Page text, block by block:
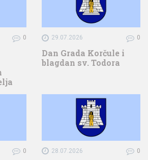
0 29.07.2026 0
Dan Grada Korčule i
blagdan sv. Todora
0 28.07.2026 0